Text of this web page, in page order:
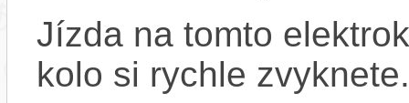
Jízda na tomto
kolo si rychle zvyknete.